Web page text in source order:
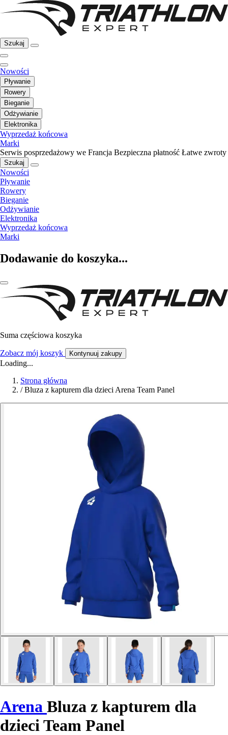
Szukaj
Nowości
Pływanie
Rowery
Bieganie
Odżywianie
Elektronika
Wyprzedaż końcowa
Marki
Serwis posprzedażowy we Francja Bezpieczna płatność Łatwe zwroty
Szukaj
Nowości
Pływanie
Rowery
Bieganie
Odżywianie
Elektronika
Wyprzedaż końcowa
Marki
Dodawanie do koszyka...
Suma częściowa koszyka
Zobacz mój koszyk Kontynuuj zakupy
Loading...
Strona główna
/ Bluza z kapturem dla dzieci Arena Team Panel
Arena Bluza z kapturem dla
dzieci Team Panel